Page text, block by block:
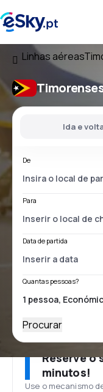
Linhas aéreas
Ida e
De
Para
Data de partida
Quantas pessoas?
Procurar
Reserve o
minutos!
Use o mecanismo